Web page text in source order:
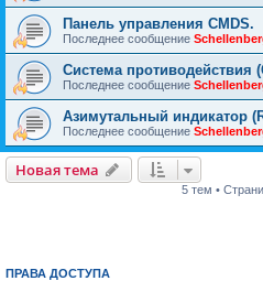
Панель управления CMDS.
Последнее сообщение
Система противодействия
Последнее сообщение
Азимутальный индикатор
Последнее сообщение
Новая тема
5 тем •
ПРАВА ДОСТУПА